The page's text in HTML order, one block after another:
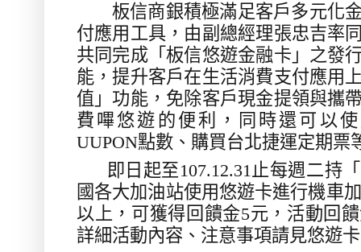
板信商銀積極滿足客戶多元化
付應用工具，由副總經理張忠吉率
共同完成「板信悠遊金融卡」之發
能，提升客戶在生活消費支付應用
值」功能，免除客戶現金提領與攜
費嗶悠遊的便利，同時還可以
UUPON點數、購買台北捷運定期票
即日起至107.12.31 止每週二持
國各大加油站使用悠遊卡進行機車
以上，可獲得回饋金5元，活動回
詳細活動內容、注意事項請見悠遊